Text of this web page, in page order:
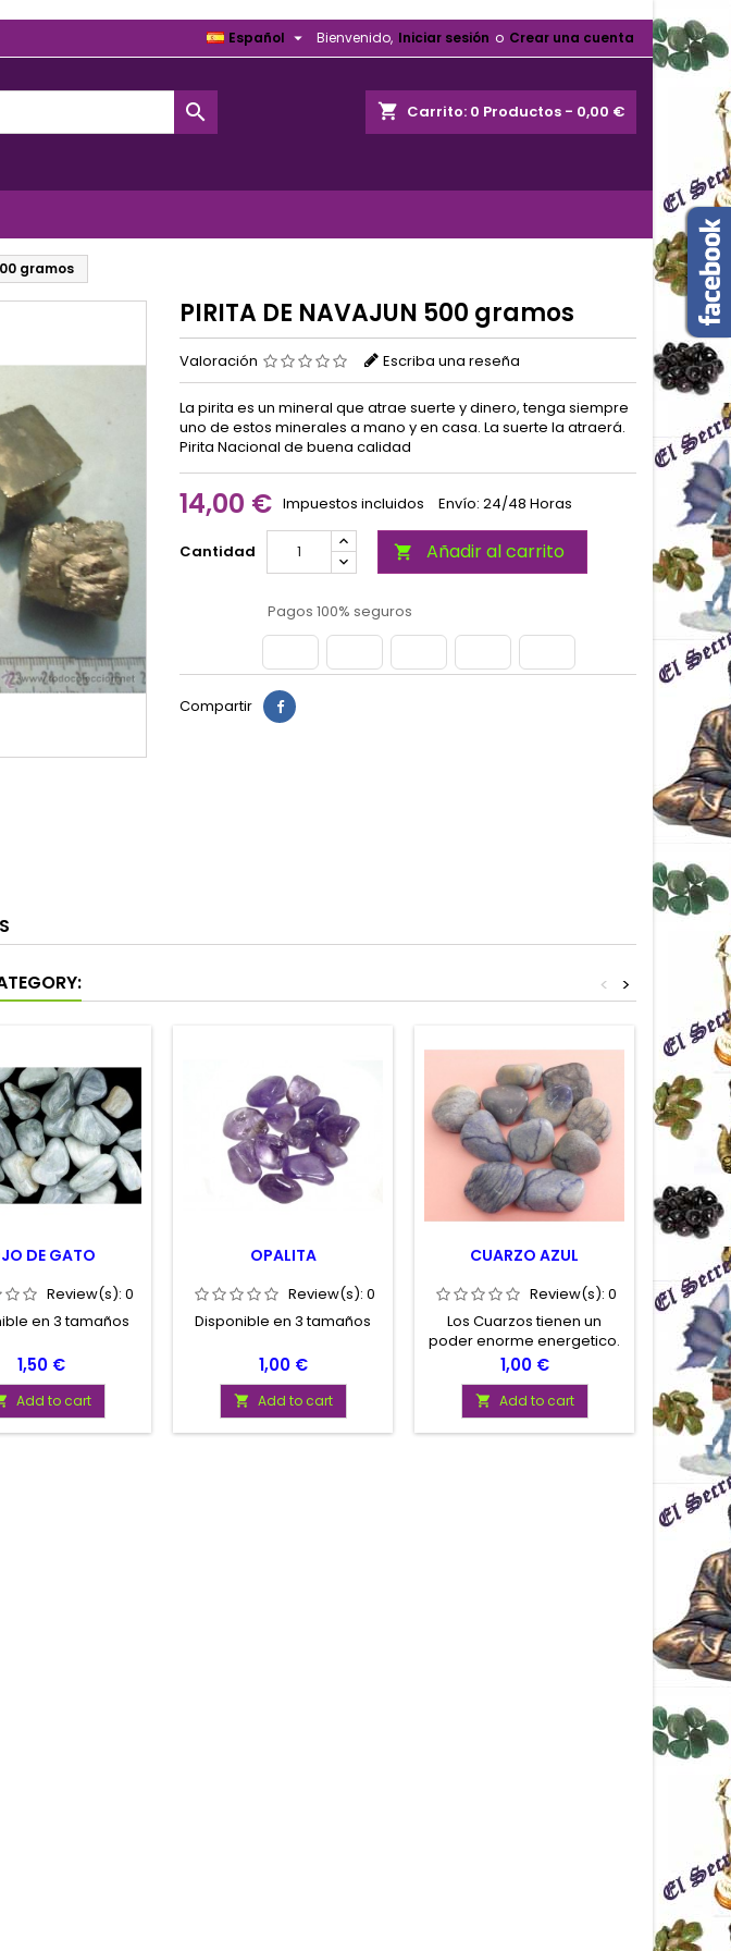
Bienvenido, Iniciar sesión o Crear una cuenta
Español 
shopping_cart Carrito: 0 Productos - 0,00 €

gramos
PIRITA DE NAVAJUN 500 gramos
Valoración Escriba una reseña
La pirita es un mineral que atrae suerte y dinero, tenga siempre
uno de estos minerales a mano y en casa. La suerte la atraerá.
Pirita Nacional de buena calidad
14,00 € Impuestos incluidos Envío: 24/48 Horas
Cantidad  Añadir al carrito
Pagos 100% seguros
Compartir
>
<
DE GATO
Review(s): 0
en 3 tamaños
Price
1,50 €
Add to cart
OPALITA
Review(s): 0
Disponible en 3 tamaños
Price
1,00 €
 Add to cart
CUARZO AZUL
Review(s): 0
Los Cuarzos tienen un
poder enorme energetico.
Poseen incluso la
capacidad de recargar
energeticamente otras
piedras. De hecho se usan
para limpieza de otros
Price
1,00 €
 Add to cart